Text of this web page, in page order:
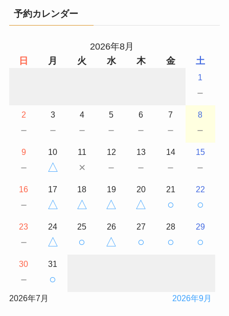
予約カレンダー
2026年8月
日
月 火 水 木 金 土
1
－
2
－
3
－
4
－
5
－
6
－
7
－
8
－
9
－
10
△
11
×
12
－
13
－
14
－
15
－
16
－
17
△
18
△
19
△
20
△
21
○
22
○
23
－
24
△
25
○
26
△
27
○
28
○
29
○
30
－
31
○
2026年7月 2026年9月